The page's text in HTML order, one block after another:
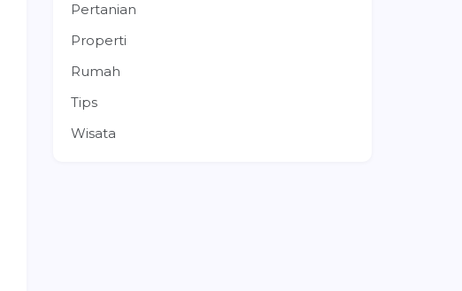
Pertanian
Properti
Rumah
Tips
Wisata